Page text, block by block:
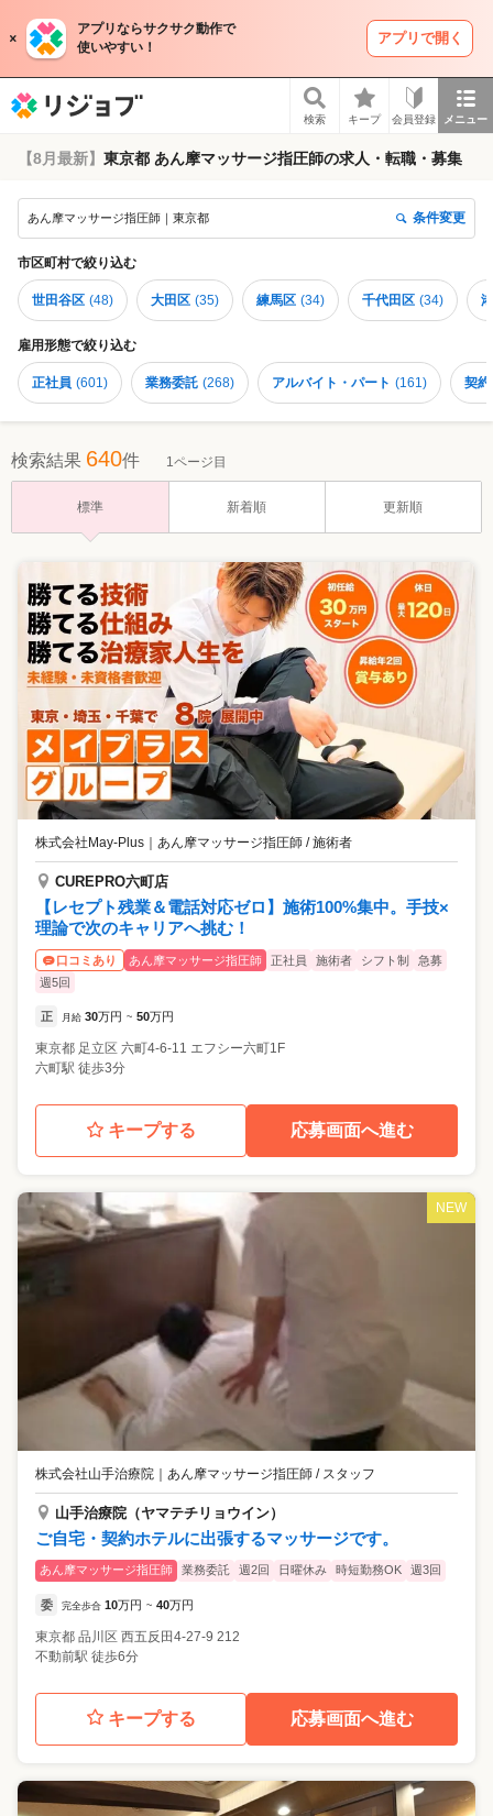
アプリならサクサク動作で
使いやすい！
アプリで開く
検索 キープ 会員登録 メニュー
【8月最新】 東京都 あん摩マッサージ指圧師の求人・転職・募集
あん摩マッサージ指圧師｜東京都 条件変更
市区町村で絞り込む
世田谷区 (48) 大田区 (35) 練馬区 (34) 千代田区 (34)
雇用形態で絞り込む
正社員 (601) 業務委託 (268) アルバイト・パート (161) 契
検索結果 640件 1ページ目
標準 新着順 更新順
株式会社May-Plus あん摩マッサージ指圧師 / 施術者
CUREPRO六町店
【レセプト残業＆電話対応ゼロ】施術100%集中。手技×
理論で次のキャリアへ挑む！
口コミあり あん摩マッサージ指圧師 正社員 施術者 シフト制
急募
週5回
正 月給 30万円 ~ 50万円
東京都 足立区 六町4-6-11 エフシー六町1F
六町駅 徒歩3分
キープする 応募画面へ進む
NEW
株式会社山手治療院 ｜ あん摩マッサージ指圧師 / スタッフ
山手治療院（ヤマテチリョウイン）
ご自宅・契約ホテルに出張するマッサージです。
あん摩マッサージ指圧師 業務委託 週2回 日曜休み 時短勤務OK 週3回
委 完全歩合 10万円 ~ 40万円
東京都 品川区 西五反田4-27-9 212
不動前駅 徒歩6分
キープする 応募画面へ進む